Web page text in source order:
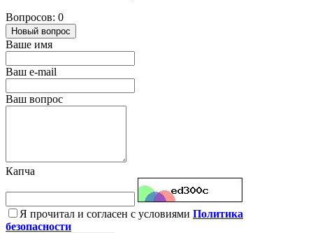
Вопросов: 0
Новый вопрос
Ваше имя
Ваш e-mail
Ваш вопрос
Капча
Я прочитал и согласен с условиями Политика
безопасности